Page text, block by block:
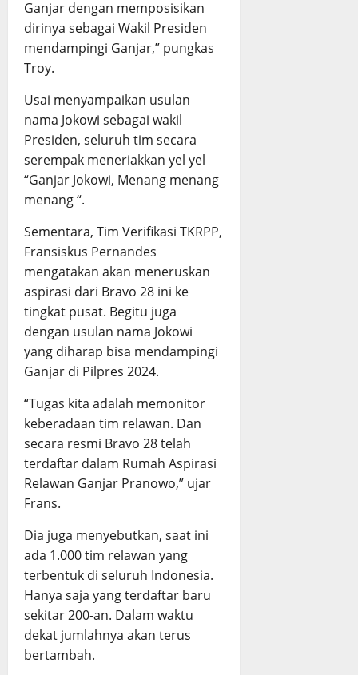
Ganjar dengan memposisikan
dirinya sebagai Wakil Presiden
mendampingi Ganjar,” pungkas
Troy.
Usai menyampaikan usulan
nama Jokowi sebagai wakil
Presiden, seluruh tim secara
serempak meneriakkan yel yel
“Ganjar Jokowi, Menang menang
menang “.
Sementara, Tim Verifikasi TKRPP,
Fransiskus Pernandes
mengatakan akan meneruskan
aspirasi dari Bravo 28 ini ke
tingkat pusat. Begitu juga
dengan usulan nama Jokowi
yang diharap bisa mendampingi
Ganjar di Pilpres 2024.
“Tugas kita adalah memonitor
keberadaan tim relawan. Dan
secara resmi Bravo 28 telah
terdaftar dalam Rumah Aspirasi
Relawan Ganjar Pranowo,” ujar
Frans.
Dia juga menyebutkan, saat ini
ada 1.000 tim relawan yang
terbentuk di seluruh Indonesia.
Hanya saja yang terdaftar baru
sekitar 200-an. Dalam waktu
dekat jumlahnya akan terus
bertambah.